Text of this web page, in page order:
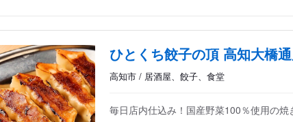
ひとくち餃子の頂 高知大橋
高知市 / 居酒屋、餃子、食堂
毎日店内仕込み！国産野菜100％使用の